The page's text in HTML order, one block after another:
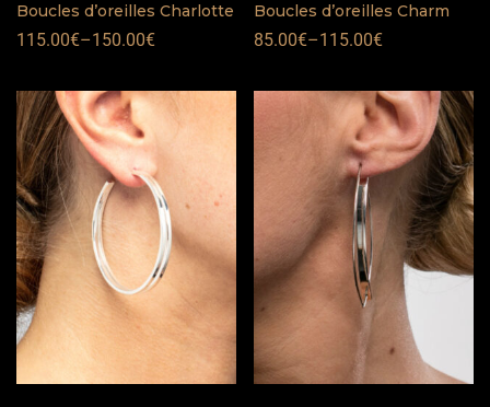
Boucles d’oreilles Charlotte
115.00€–150.00€
Boucles d’oreilles Charm
85.00€–115.00€